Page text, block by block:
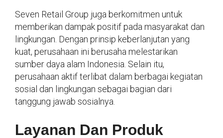
Seven Retail Group juga berkomitmen untuk
memberikan dampak positif pada masyarakat dan
lingkungan. Dengan prinsip keberlanjutan yang
kuat, perusahaan ini berusaha melestarikan
sumber daya alam Indonesia. Selain itu,
perusahaan aktif terlibat dalam berbagai kegiatan
sosial dan lingkungan sebagai bagian dari
tanggung jawab sosialnya.
Layanan Dan Produk